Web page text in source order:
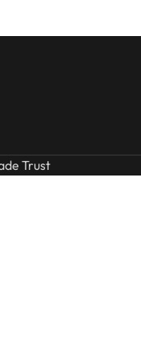
Trust